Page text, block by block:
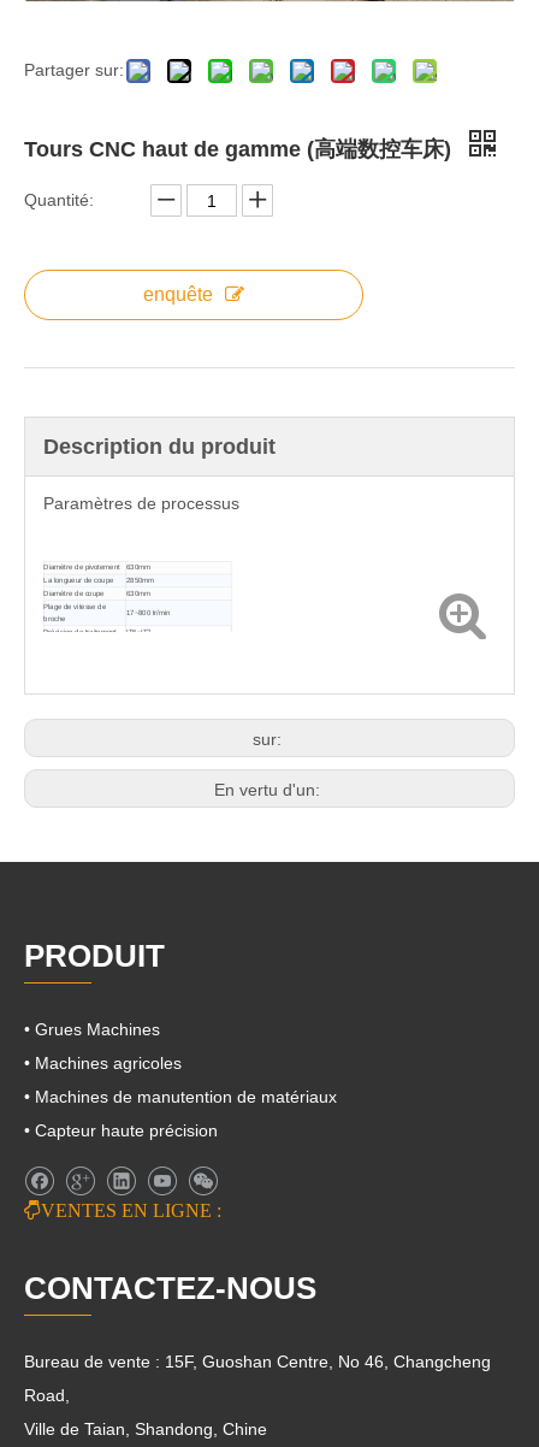
Partager sur:
Tours CNC haut de gamme (高端数控车床)
Quantité:
enquête
Description du produit
Paramètres de processus
Diamètre de pivotement
630mm
La longueur de coupe
2850mm
Diamètre de coupe
630mm
Plage de vitesse de
broche
17~800 tr/min
Précision de traitement IT6~IT7
sur:
En vertu d'un:
PRODUIT
• Grues Machines
• Machines agricoles
• Machines de manutention de matériaux
• Capteur haute précision
VENTES EN LIGNE :
CONTACTEZ-NOUS
Bureau de vente : 15F, Guoshan Centre, No 46, Changcheng
Road,
Ville de Taian, Shandong, Chine